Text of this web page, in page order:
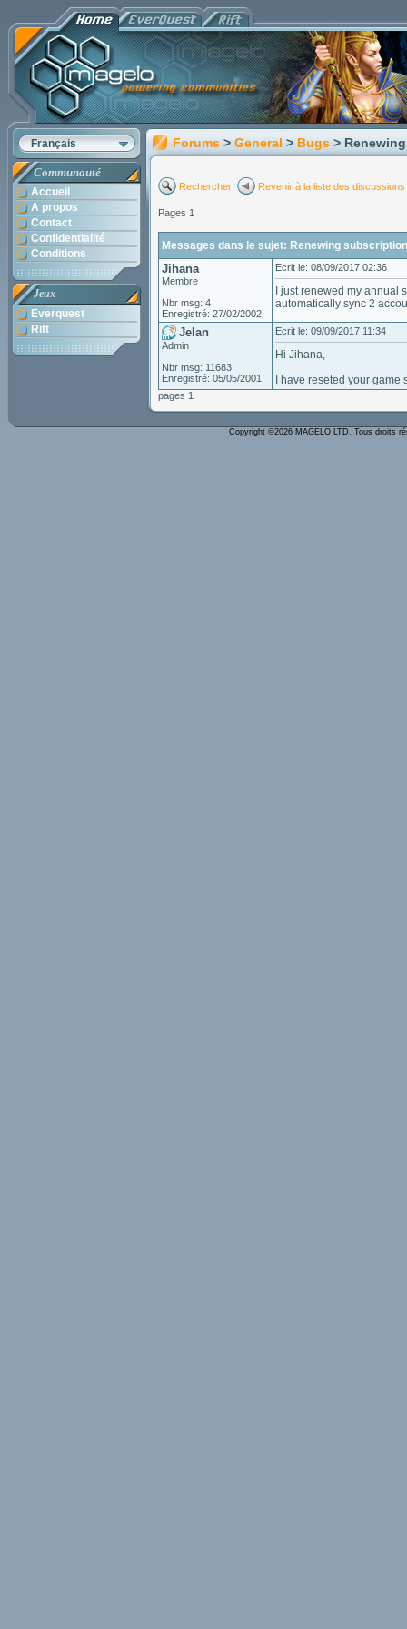
Français
Communauté
Accueil
A propos
Contact
Confidentialité
Conditions
Jeux
Everquest
Rift
Forums > General > Bugs >
Rechercher Revenir à la liste des discussions
Pages 1
Messages dans le sujet: Renewing
Jihana
Membre
Nbr msg: 4
Enregistré: 27/02/2002
Ecrit le: 08/09/2017 02:36
I just renewed my annual
automatically sync 2
Jelan
Admin
Nbr msg: 11683
Enregistré: 05/05/2001
Ecrit le: 09/09/2017 11:34
Hi Jihana,
I have reseted your
pages 1
Copyright ©2026 MAGELO LTD. Tous droits